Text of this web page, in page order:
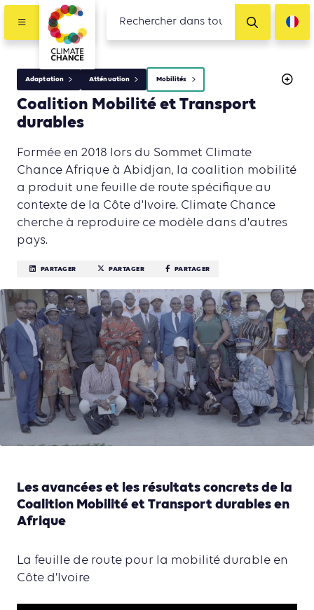
Adaptation Atténuation Mobilités
Coalition Mobilité et Transport
durables
Formée en 2018 lors du Sommet Climate
Chance Afrique à Abidjan, la coalition mobilité
a produit une feuille de route spécifique au
contexte de la Côte d'Ivoire. Climate Chance
cherche à reproduire ce modèle dans d'autres
pays.
PARTAGER PARTAGER PARTAGER
Les avancées et les résultats concrets de la
Coalition Mobilité et Transport durables en
Afrique
La feuille de route pour la mobilité durable en
Côte d’Ivoire